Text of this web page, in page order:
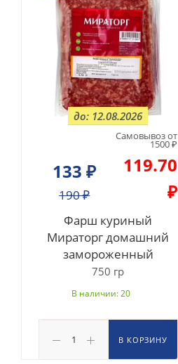
133 ₽
190₽
Самовывоз от
1500 ₽
119.70
₽
Фарш куриный
Мираторг домашний
замороженный
до: 12.08.2026
750 гр
В наличии: 20
В КОРЗИНУ